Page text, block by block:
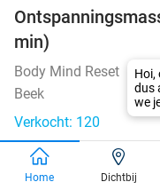
SOLD
OUT
min)
Body Mind Reset
Beek
Verkocht: 120
Home Dichtbij
Hoi,
dus
we